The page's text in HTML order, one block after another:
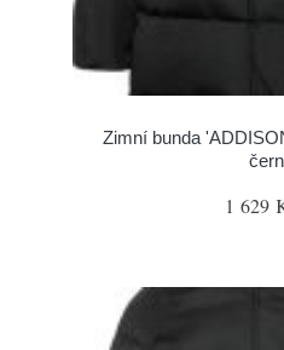
Zimní bunda
1 629